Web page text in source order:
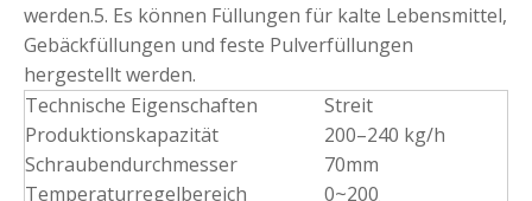
werden.5. Es können Füllungen für kalte Lebensmittel,
Gebäckfüllungen und feste Pulverfüllungen
hergestellt werden.
Technische Eigenschaften
Streit
Produktionskapazität
200–240 kg/h
Schraubendurchmesser
70mm
Temperaturregelbereich
0~200